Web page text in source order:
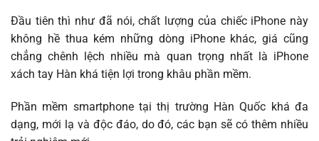
Đầu tiên thì như đã nói, chất lượng của chiếc iPhone này
không hề thua kém những dòng iPhone khác, giá cũng
chẳng chênh lệch nhiều mà quan trọng nhất là iPhone
xách tay Hàn khá tiện lợi trong khâu phần mềm.
Phần mềm smartphone tại thị trường Hàn Quốc khá đa
dạng, mới lạ và độc đáo, do đó, các bạn sẽ có thêm nhiều